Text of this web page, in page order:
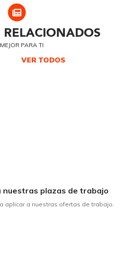
RELACIONADOS
PARA TI
VER TODOS
nuestras plazas de trabajo
aplicar a nuestras ofertas de trabajo.